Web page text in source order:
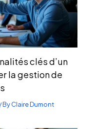
clés d’un
la gestion de
/ ByClaire Dumont